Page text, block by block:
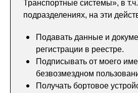
Транспортные системы», в
подразделениях, на эти
Подавать данные и
регистрации в реестре.
Подписывать от моего
безвозмездном
Получать бортовое